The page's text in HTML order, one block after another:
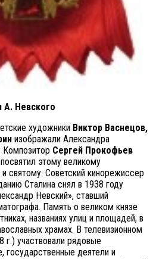
Невского
художники Виктор Васнецов,
изображали Александра
Композитор Сергей Прокофьев
этому великому
святому. Советский кинорежиссер
Сталина снял в 1938 году
Невский», ставший
Память о великом князе
названиях улиц и площадей, в
храмах. В телевизионном
участвовали рядовые
государственные деятели и